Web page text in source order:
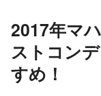
2017年マ
ストコン
すめ！